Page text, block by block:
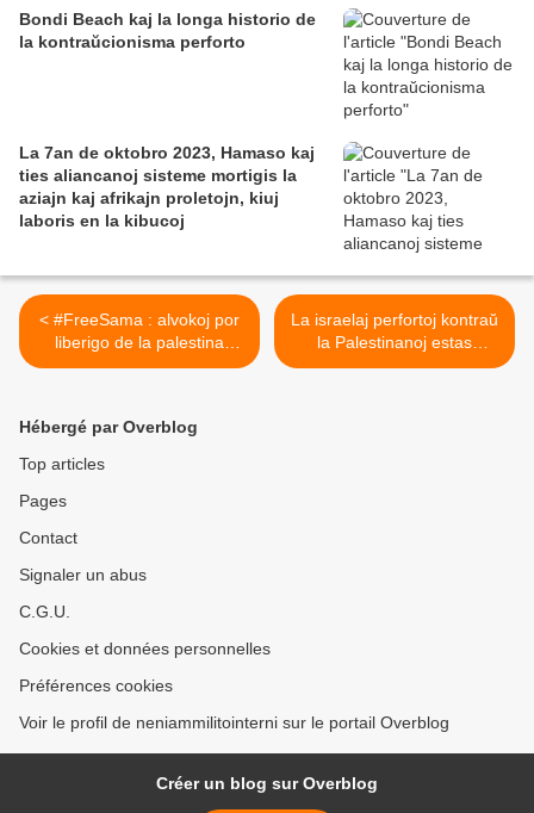
Bondi Beach kaj la longa historio de
la kontraŭcionisma perforto
La 7an de oktobro 2023, Hamaso kaj
ties aliancanoj sisteme mortigis la
aziajn kaj afrikajn proletojn, kiuj
laboris en la kibucoj
< #FreeSama : alvokoj por
liberigo de la palestina
diskĵokeo Sama Abdulhadi
La israelaj perfortoj kontraŭ
la Palestinanoj estas
denuncitaj de la
Hébergé par Overblog
Top articles
Pages
Contact
Signaler un abus
C.G.U.
Cookies et données personnelles
Préférences cookies
Voir le profil de neniammilitointerni sur le portail Overblog
Créer un blog sur Overblog